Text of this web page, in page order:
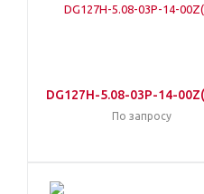
DG127H-5.08-03P-14-
По запросу